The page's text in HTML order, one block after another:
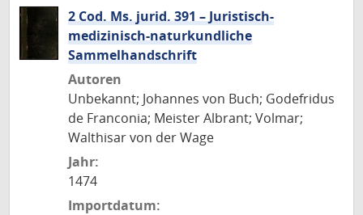
2 Cod. Ms. jurid. 391 – Juristisch-
medizinisch-naturkundliche
Sammelhandschrift
Autoren
Unbekannt; Johannes von Buch; Godefridus
de Franconia; Meister Albrant; Volmar;
Walthisar von der Wage
Jahr:
1474
Importdatum: